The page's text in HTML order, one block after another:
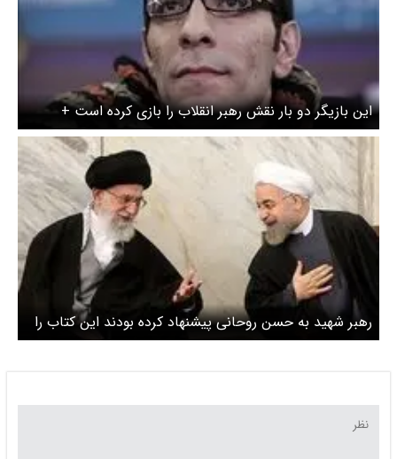
این بازیگر دو بار نقش رهبر انقلاب را بازی کرده است +
عکس
رهبر شهید به حسن روحانی پیشنهاد کرده بودند این کتاب را
حتما بخواند